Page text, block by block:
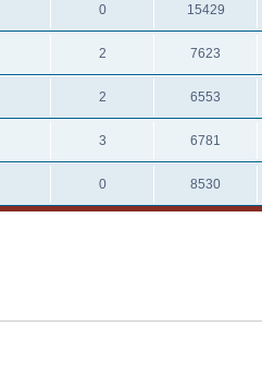
0 15429
2 7623
2 6553
3 6781
0 8530